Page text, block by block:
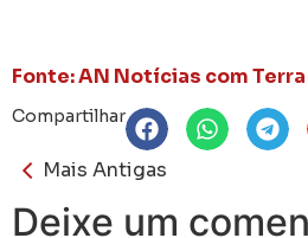
Fonte: AN Notícias com Terra
Compartilhar
Mais Antigas
Deixe um